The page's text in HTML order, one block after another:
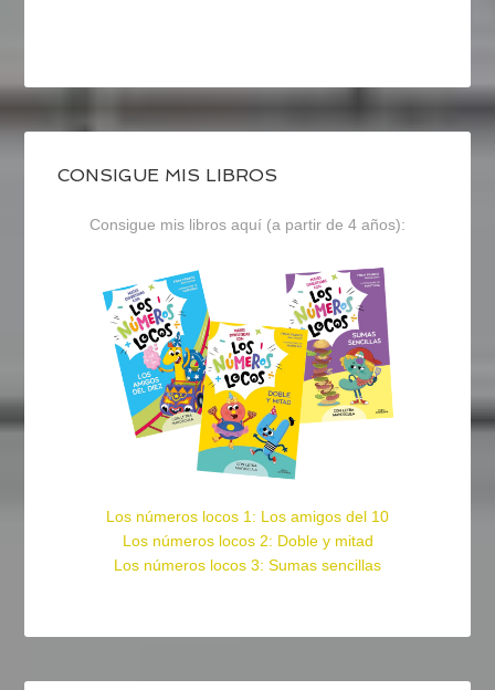
CONSIGUE MIS LIBROS
Consigue mis libros aquí (a partir de 4 años):
Los números locos 1: Los amigos del 10
Los números locos 2: Doble y mitad
Los números locos 3: Sumas sencillas